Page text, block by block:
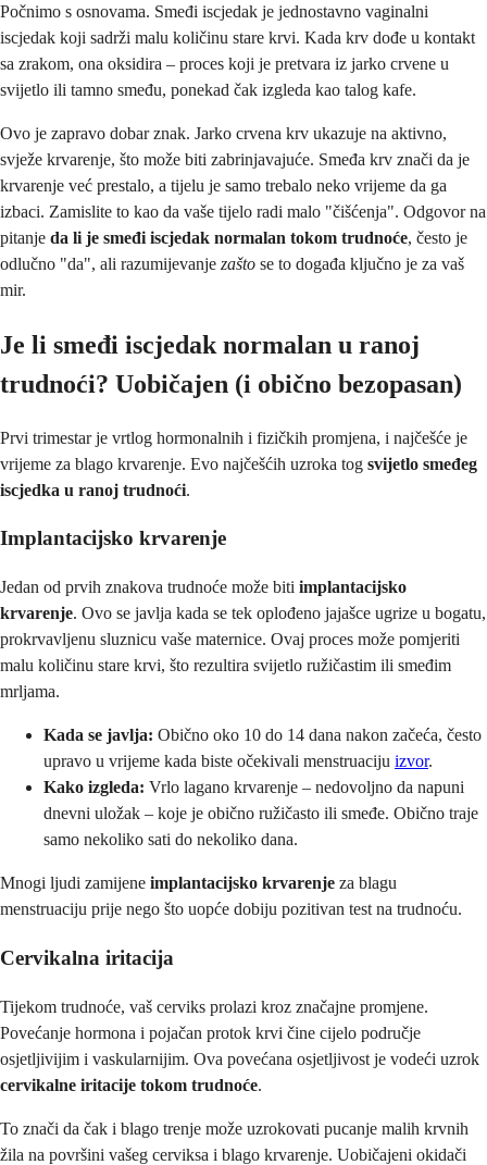
Počnimo s osnovama. Smeđi iscjedak je jednostavno vaginalni
iscjedak koji sadrži malu količinu stare krvi. Kada krv dođe u kontakt
sa zrakom, ona oksidira – proces koji je pretvara iz jarko crvene u
svijetlo ili tamno smeđu, ponekad čak izgleda kao talog kafe.
Ovo je zapravo dobar znak. Jarko crvena krv ukazuje na aktivno,
svježe krvarenje, što može biti zabrinjavajuće. Smeđa krv znači da je
krvarenje već prestalo, a tijelu je samo trebalo neko vrijeme da ga
izbaci. Zamislite to kao da vaše tijelo radi malo "čišćenja". Odgovor na
pitanje da li je smeđi iscjedak normalan tokom trudnoće, često je
odlučno "da", ali razumijevanje zašto se to događa ključno je za vaš
mir.
Je li smeđi iscjedak normalan u ranoj
trudnoći? Uobičajen (i obično bezopasan)
Prvi trimestar je vrtlog hormonalnih i fizičkih promjena, i najčešće je
vrijeme za blago krvarenje. Evo najčešćih uzroka tog svijetlo smeđeg
iscjedka u ranoj trudnoći.
Implantacijsko krvarenje
Jedan od prvih znakova trudnoće može biti implantacijsko
krvarenje. Ovo se javlja kada se tek oplođeno jajašce ugrize u bogatu,
prokrvavljenu sluznicu vaše maternice. Ovaj proces može pomjeriti
malu količinu stare krvi, što rezultira svijetlo ružičastim ili smeđim
mrljama.
Kada se javlja: Obično oko 10 do 14 dana nakon začeća, često
upravo u vrijeme kada biste očekivali menstruaciju izvor.
Kako izgleda: Vrlo lagano krvarenje – nedovoljno da napuni
dnevni uložak – koje je obično ružičasto ili smeđe. Obično traje
samo nekoliko sati do nekoliko dana.
Mnogi ljudi zamijene implantacijsko krvarenje za blagu
menstruaciju prije nego što uopće dobiju pozitivan test na trudnoću.
Cervikalna iritacija
Tijekom trudnoće, vaš cerviks prolazi kroz značajne promjene.
Povećanje hormona i pojačan protok krvi čine cijelo područje
osjetljivijim i vaskularnijim. Ova povećana osjetljivost je vodeći uzrok
cervikalne iritacije tokom trudnoće.
To znači da čak i blago trenje može uzrokovati pucanje malih krvnih
žila na površini vašeg cerviksa i blago krvarenje. Uobičajeni okidači